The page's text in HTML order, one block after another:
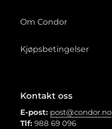
Om Condor
Kjøpsbetingelser
Kontakt oss
E-post: post@condor.no
Tlf: 988 69 096